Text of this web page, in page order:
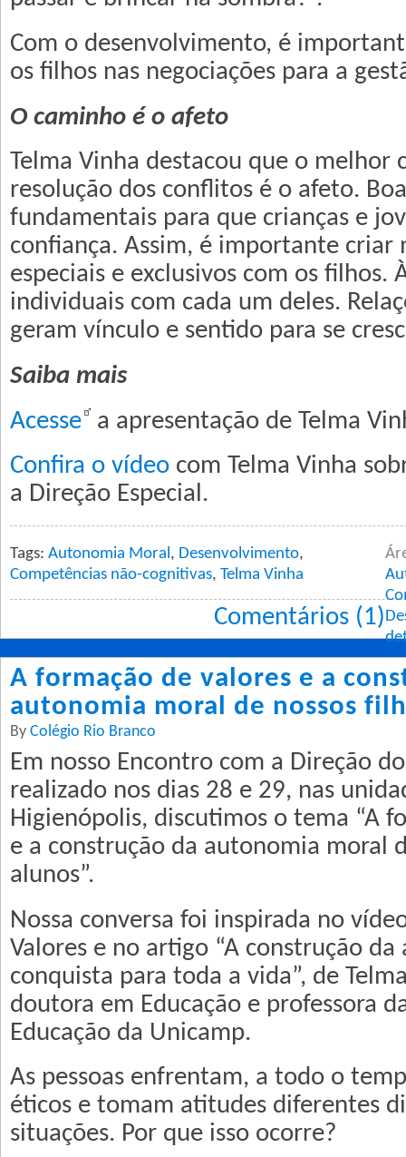
Com o desenvolvimento, é
os filhos nas negociações para a
O caminho é o afeto
Telma Vinha destacou que o melhor
resolução dos conflitos é o afeto.
fundamentais para que crianças e
confiança. Assim, é importante criar
especiais e exclusivos com os filhos.
individuais com cada um deles.
geram vínculo e sentido para se
Saiba mais
Acesse
a apresentação de Telma
Confira o vídeo com Telma Vinha
a Direção Especial.
Tags: Autonomia Moral , Desenvolvimento,
Competências não-cognitivas, Telma Vinha
Comentários (1)
A formação de valores e a
autonomia moral de nossos
By Colégio Rio Branco
Em nosso Encontro com a Direção
realizado nos dias 28 e 29, nas
Higienópolis, discutimos o tema “A
e a construção da autonomia moral
alunos”.
Nossa conversa foi inspirada no
Valores e no artigo “A construção
conquista para toda a vida”, de
doutora em Educação e professora
Educação da Unicamp.
As pessoas enfrentam, a todo o
éticos e tomam atitudes diferentes
situações. Por que isso ocorre?